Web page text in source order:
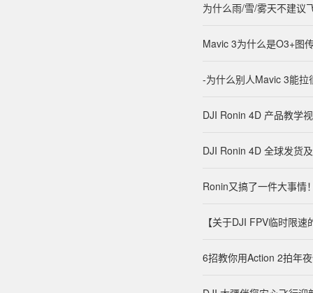
为什么雨/雪/雾天不建议
Mavic 3为什么是O3+图
-为什么别人Mavic 3能
DJI Ronin 4D 产品教学
DJI Ronin 4D 全球发货
Ronin又搞了一件大事情
【关于DJI FPV临时限速
6招教你用Action 2拍年